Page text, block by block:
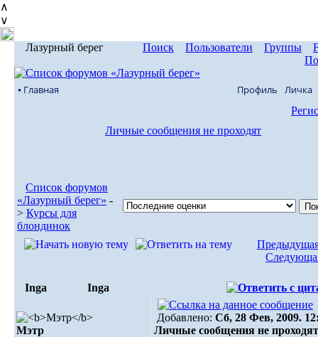
∧
∨
Лазурный берег Поиск Пользователи Группы
⦁ Главная Профиль Личка
Личные сообщения не проходят
Список форумов
«Лазурный берег» -
> Курсы для
блондинок
Inga Inga
Мэтр
Добавлено: Сб, 28 Фев, 2009.
Личные сообщения не проходят